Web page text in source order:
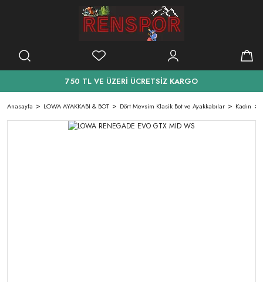
750 TL VE ÜZERİ ÜCRETSİZ KARGO
Anasayfa LOWA AYAKKABI & BOT Dört Mevsim Klasik Bot ve Ayakkabılar Kadın